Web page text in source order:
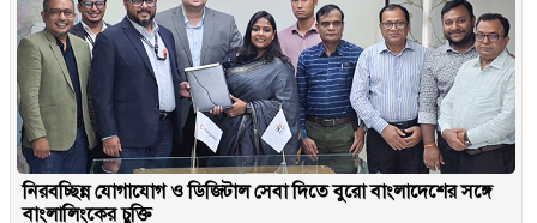
নিরবচ্ছিন্ন যোগাযোগ ও ডিজিটাল সেবা দিতে বুরো বাংলাদেশের সঙ্গে
বাংলালিংকের চুক্তি